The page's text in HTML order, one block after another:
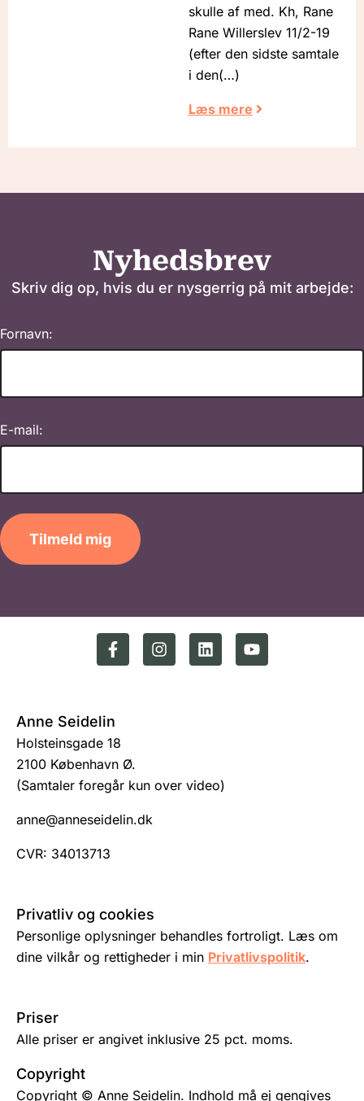
skulle af med. Kh, Rane
Rane Willerslev 11/2-19
(efter den sidste samtale
i den
Læs mere
Nyhedsbrev
Skriv dig op, hvis du er nysgerrig på mit arbejde:
Fornavn:
E-mail:
Tilmeld mig
Anne Seidelin
Holsteinsgade 18
2100 København Ø.
(Samtaler foregår kun over video)
anne@anneseidelin.dk
CVR: 34013713
Privatliv og cookies
Personlige oplysninger behandles fortroligt. Læs om
dine vilkår og rettigheder i min Privatlivspolitik.
Priser
Alle priser er angivet inklusive 25 pct. moms.
Copyright
Copyright © Anne Seidelin. Indhold må ej gengives